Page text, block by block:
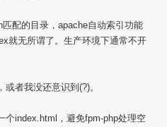
配的目录，apache自动索引功能
就无所谓了。生产环境下通常不开
者我没还意识到(?)。
个index.html，避免fpm-php处理空